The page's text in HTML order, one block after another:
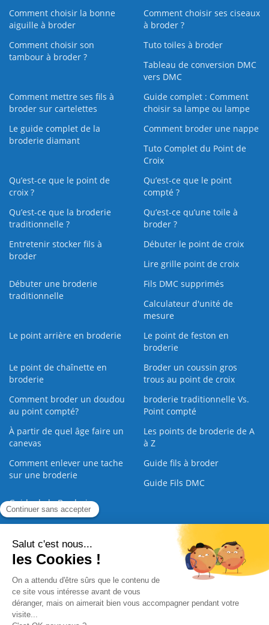
Comment choisir la bonne
aiguille à broder
Comment choisir ses ciseaux
à broder ?
Comment choisir son
tambour à broder ?
Tuto toiles à broder
Tableau de conversion DMC
vers DMC
Comment mettre ses fils à
broder sur cartelettes
Guide complet : Comment
choisir sa lampe ou lampe
Le guide complet de la
broderie diamant
Comment broder une nappe
Tuto Complet du Point de
Croix
Qu’est-ce que le point de
croix ?
Qu’est-ce que le point
compté ?
Qu’est-ce que la broderie
traditionnelle ?
Qu’est‑ce qu’une toile à
broder ?
Entretenir stocker fils à
broder
Débuter le point de croix
Lire grille point de croix
Débuter une broderie
traditionnelle
Fils DMC supprimés
Calculateur d'unité de
mesure
Le point arrière en broderie
Le point de feston en
broderie
Le point de chaînette en
broderie
Broder un coussin gros
trous au point de croix
Comment broder un doudou
au point compté?
broderie traditionnelle Vs.
Point compté
À partir de quel âge faire un
canevas
Les points de broderie de A
à Z
Comment enlever une tache
sur une broderie
Guide fils à broder
Guide Fils DMC
Guide de la Broderie
Nous contacter |
Paiement sécurisé